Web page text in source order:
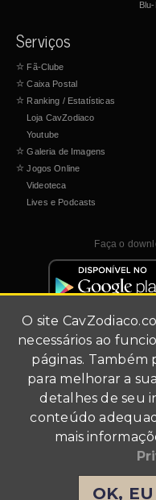
Serviços
☆ Fã-Clube
☆ Caixa Postal
☆ Ranking / Estatísticas
Loja CavZodiaco
Youtube
☆ Galeria de Imagens
☆ Jogos Online
Videoteca
Lives e Podcasts
Faça o
Site
Todo conteúdo
Agradecimentos a
O site
necessários ao
páginas. Também
para melhorar a
detalhes de seu
conteúdo
mais
OK,